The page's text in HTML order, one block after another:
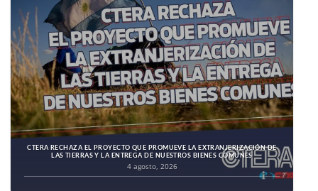
CTERA RECHAZA EL PROYECTO QUE PROMUEVE LA EXTRANJERIZACIÓN DE
LAS TIERRAS Y LA ENTREGA DE NUESTROS BIENES COMUNES
4 agosto, 2026